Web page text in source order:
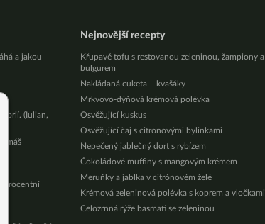
a jakou
(Iulian,
máš
Nejnovější recepty
Křupavé tofu s restovanou zeleninou, žampiony a
bulgurem
Nakládaná cuketa – kvašáky
Mrkvovo-dýňová krémová polévka
Osvěžující kuskus
Osvěžující čaj s citronovými bylinkami
Nepečený jablečný dort s rybízem
Čokoládové muffiny s mangovým krémem
Meruňky a jablka v citrónovém želé
Krémová zeleninová polévka s koprem a vločkami
Celozrnná rýže basmati se zeleninou